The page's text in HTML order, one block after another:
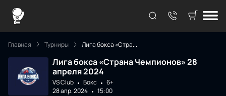
Главная Турниры Лига бокса «Стра...
Лига бокса «Страна Чемпионов» 28
апреля 2024
VS Club Бокс
6+
28 апр. 2024
15:00